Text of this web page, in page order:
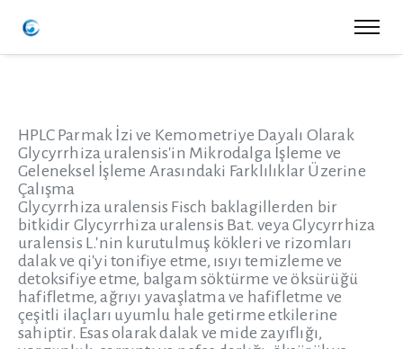
HPLC Parmak İzi ve Kemometriye Dayalı Olarak
Glycyrrhiza uralensis'in Mikrodalga İşleme ve
Geleneksel İşleme Arasındaki Farklılıklar Üzerine
Çalışma
Glycyrrhiza uralensis Fisch baklagillerden bir
bitkidir Glycyrrhiza uralensis Bat. veya Glycyrrhiza
uralensis L.'nin kurutulmuş kökleri ve rizomları
dalak ve qi'yi tonifiye etme, ısıyı temizleme ve
detoksifiye etme, balgam söktürme ve öksürüğü
hafifletme, ağrıyı yavaşlatma ve hafifletme ve
çeşitli ilaçları uyumlu hale getirme etkilerine
sahiptir. Esas olarak dalak ve mide zayıflığı,